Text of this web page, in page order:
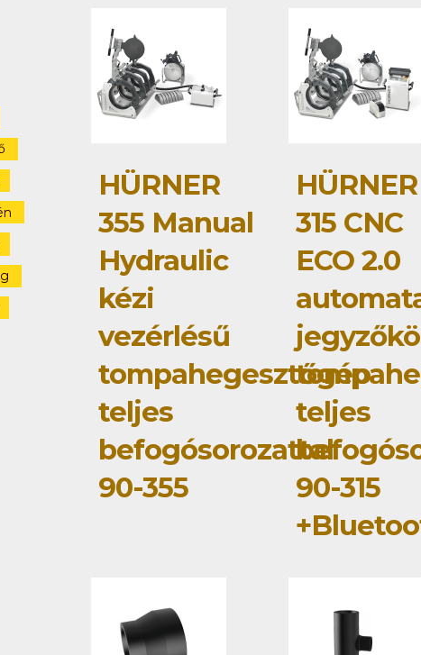
HÜRNER
355 Manual
Hydraulic
kézi
vezérlésű
tompahegesztőgép
teljes
befogósorozattal
90-355
HÜRNER
315 CNC
ECO 2.0
teljes
90-315